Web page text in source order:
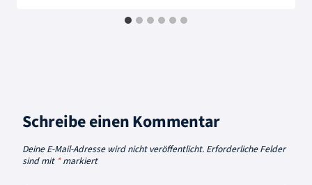
Schreibe einen Kommentar
Deine E-Mail-Adresse wird nicht veröffentlicht. Erforderliche Felder
sind mit *markiert